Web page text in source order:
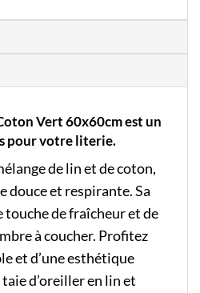
Vert 60x60cm est un
pour votre literie.
de lin et de coton,
douce et respirante. Sa
de fraîcheur et de
à coucher. Profitez
et d’une esthétique
d’oreiller en lin et